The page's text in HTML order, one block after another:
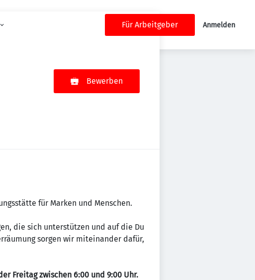
Für Arbeitgeber Anmelden
Bewerben
für Marken und Menschen.
die sich unterstützen und auf die Du
sorgen wir miteinander dafür,
Freitag zwischen 6:00 und 9:00 Uhr.